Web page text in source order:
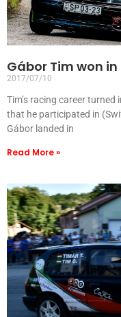
Gábor Tim won
2017/07/10
Tim’s racing career
that he participated in
Gábor landed in
Read More »